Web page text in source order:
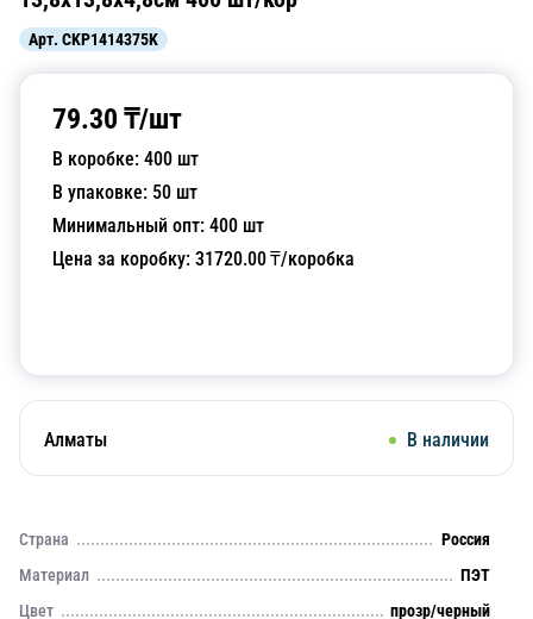
Арт. CKP1414375K
79.30 ₸/шт
В коробке: 400 шт
В упаковке: 50 шт
Минимальный опт: 400 шт
Цена за коробку: 31720.00₸/коробка
Алматы В наличии
Страна
Россия
Материал
ПЭТ
Цвет
прозр/черный